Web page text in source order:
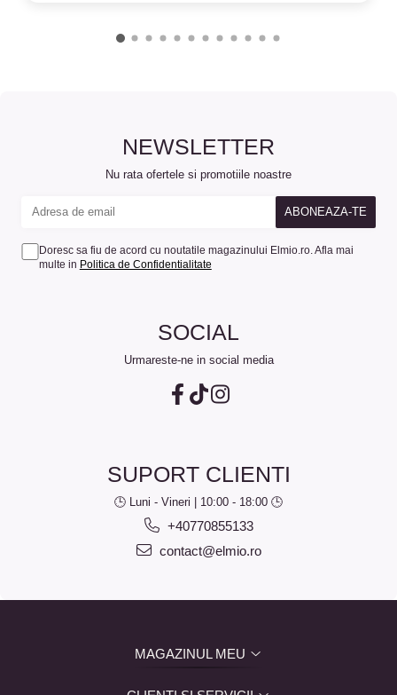
NEWSLETTER
Nu rata ofertele si promotiile noastre
Doresc sa fiu de acord cu noutatile magazinului Elmio.ro. Afla mai
multe in Politica de Confidentialitate
SOCIAL
Urmareste-ne in social media
SUPORT CLIENTI
🕒 Luni - Vineri | 10:00 - 18:00 🕒
+40770855133
contact@elmio.ro
MAGAZINUL MEU